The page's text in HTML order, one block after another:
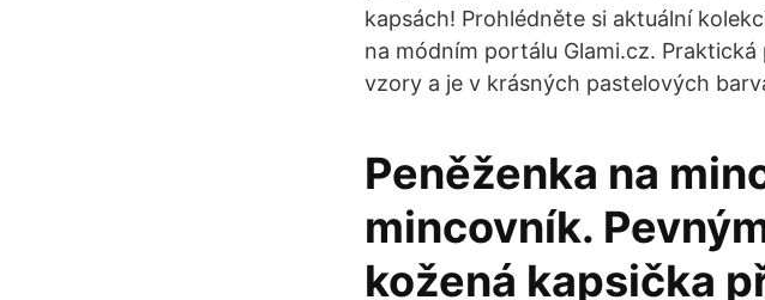
kapsách! Prohlédněte si aktuální
na módním portálu Glami.cz.
vzory a je v krásných pastelových
Peněženka na
mincovník.
kožená kapsička